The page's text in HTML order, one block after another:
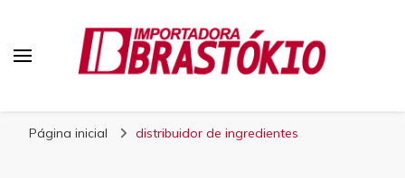
Página inicial distribuidor de ingredientes